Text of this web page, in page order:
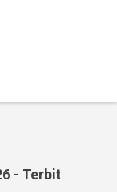
- Terbit